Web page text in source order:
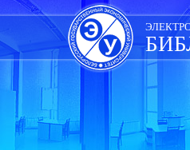
Skip
navigation